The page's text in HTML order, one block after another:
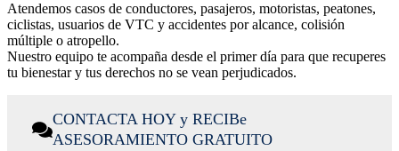
Atendemos casos de conductores, pasajeros, motoristas, peatones,
ciclistas, usuarios de VTC y accidentes por alcance, colisión
múltiple o atropello.
Nuestro equipo te acompaña desde el primer día para que recuperes
tu bienestar y tus derechos no se vean perjudicados.
CONTACTA HOY y RECIBe
ASESORAMIENTO GRATUITO